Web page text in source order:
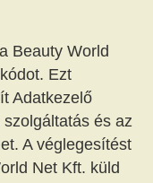
Beauty World
Ezt
Adatkezelő
és az
A véglegesítést
Net Kft. küld